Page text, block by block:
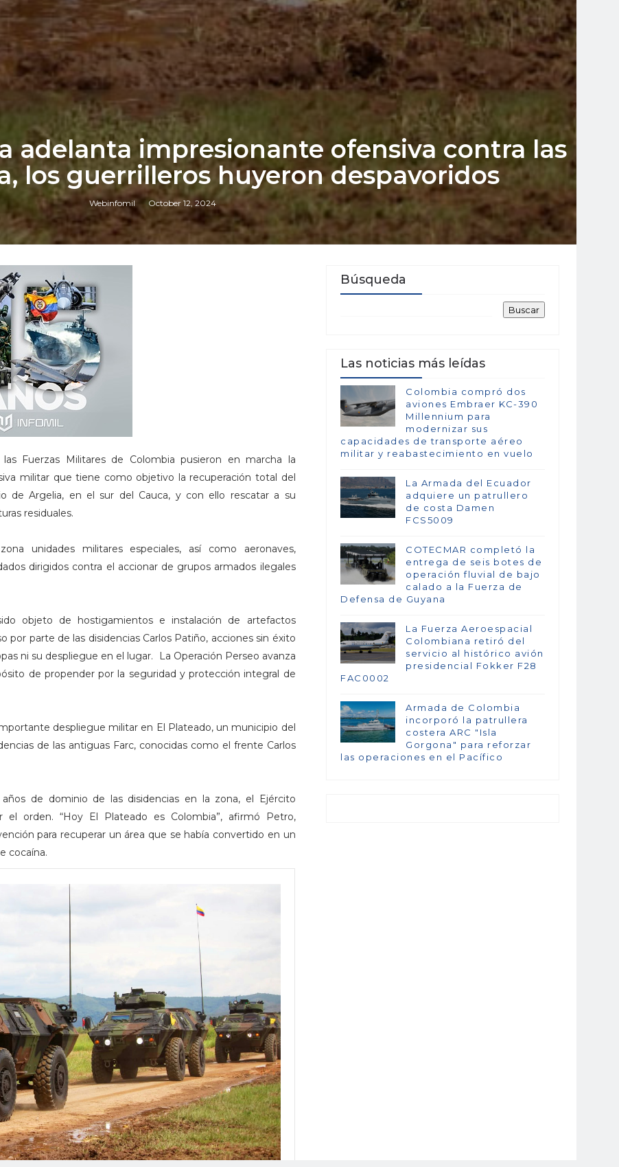
adelanta impresionante ofensiva contra las
los guerrilleros huyeron despavoridos
Webinfomil October 12, 2024
Fuerzas Militares de Colombia pusieron en marcha la
militar que tiene como objetivo la recuperación total del
de Argelia, en el sur del Cauca, y con ello rescatar a su
residuales.
unidades militares especiales, así como aeronaves,
dirigidos contra el accionar de grupos armados ilegales
objeto de hostigamientos e instalación de artefactos
por parte de las disidencias Carlos Patiño, acciones sin éxito
ni su despliegue en el lugar. La Operación Perseo avanza
de propender por la seguridad y protección integral de
despliegue militar en El Plateado, un municipio del
de las antiguas Farc, conocidas como el frente Carlos
de dominio de las disidencias en la zona, el Ejército
el orden. “Hoy El Plateado es Colombia”, afirmó Petro,
para recuperar un área que se había convertido en un
cocaína.
Búsqueda
Las noticias más leídas
Colombia compró dos
aviones Embraer KC-390
Millennium para
modernizar sus
capacidades de transporte aéreo
militar y reabastecimiento en vuelo
La Armada del Ecuador
adquiere un patrullero
de costa Damen
FCS5009
COTECMAR completó la
entrega de seis botes de
operación fluvial de bajo
calado a la Fuerza de
Defensa de Guyana
La Fuerza Aeroespacial
Colombiana retiró del
servicio al histórico avión
presidencial Fokker F28
FAC0002
Armada de Colombia
incorporó la patrullera
costera ARC "Isla
Gorgona" para reforzar
las operaciones en el Pacífico